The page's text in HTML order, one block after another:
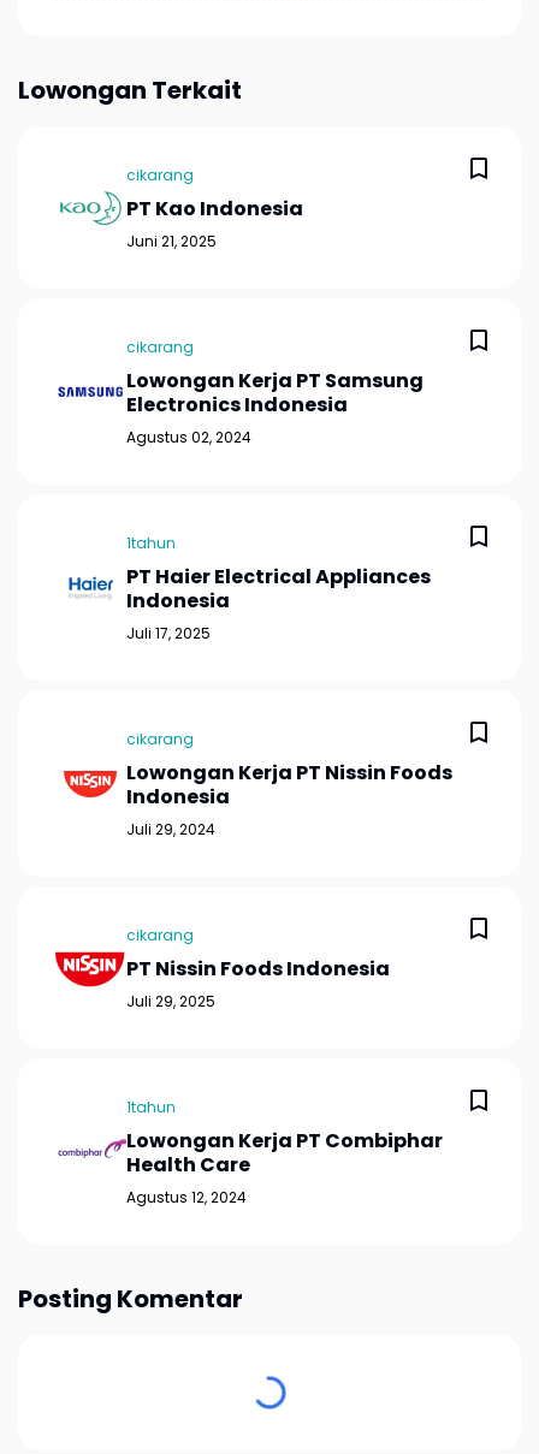
Lowongan Terkait
cikarang
PT Kao Indonesia
Juni 21, 2025
cikarang
Lowongan Kerja PT Samsung
Electronics Indonesia
Agustus 02, 2024
1tahun
PT Haier Electrical Appliances
Indonesia
Juli 17, 2025
cikarang
Lowongan Kerja PT Nissin Foods
Indonesia
Juli 29, 2024
cikarang
PT Nissin Foods Indonesia
Juli 29, 2025
1tahun
Lowongan Kerja PT Combiphar
Health Care
Agustus 12, 2024
Posting Komentar